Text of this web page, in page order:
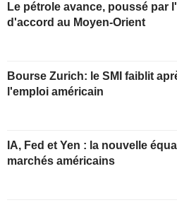
Le pétrole avance, poussé par
d'accord au Moyen-Orient
Bourse Zurich: le SMI faiblit
l'emploi américain
IA, Fed et Yen : la nouvelle
marchés américains